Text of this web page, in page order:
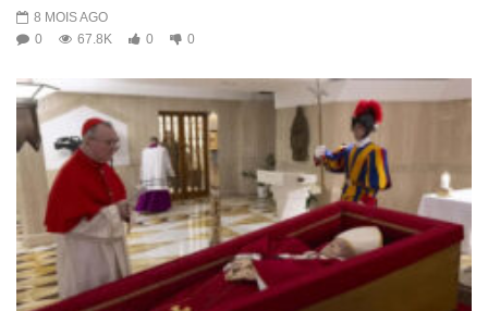
8 MOIS AGO
0
67.8K 0 0